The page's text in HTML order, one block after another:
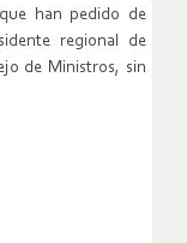
han pedido de
regional de
de Ministros, sin